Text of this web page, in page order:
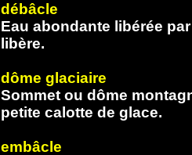
débâcle
Eau abondante libérée
libère.
dôme glaciaire
Sommet ou dôme
petite calotte de glace.
embâcle